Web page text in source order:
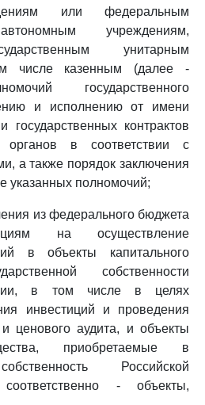
или федеральным
учреждениям,
унитарным
числе казенным (далее -
государственного
и исполнению от имени
государственных контрактов
в соответствии с
а также порядок заключения
указанных полномочий;
из федерального бюджета
на осуществление
в объекты капитального
собственности
в том числе в целях
инвестиций и проведения
и ценового аудита, и объекты
приобретаемые в
Российской
- объекты,